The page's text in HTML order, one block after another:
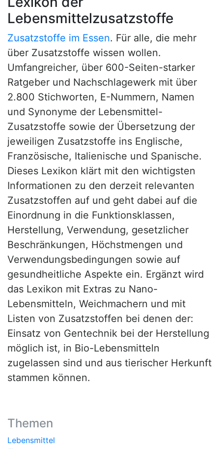
Lebensmittelzusatzstoffe
Zusatzstoffe im Essen. Für alle, die mehr
über Zusatzstoffe wissen wollen.
Umfangreicher, über 600-Seiten-starker
Ratgeber und Nachschlagewerk mit über
2.800 Stichworten, E-Nummern, Namen
und Synonyme der Lebensmittel-
Zusatzstoffe sowie der Übersetzung der
jeweiligen Zusatzstoffe ins Englische,
Französische, Italienische und Spanische.
Dieses Lexikon klärt mit den wichtigsten
Informationen zu den derzeit relevanten
Zusatzstoffen auf und geht dabei auf die
Einordnung in die Funktionsklassen,
Herstellung, Verwendung, gesetzlicher
Beschränkungen, Höchstmengen und
Verwendungsbedingungen sowie auf
gesundheitliche Aspekte ein. Ergänzt wird
das Lexikon mit Extras zu Nano-
Lebensmitteln, Weichmachern und mit
Listen von Zusatzstoffen bei denen der:
Einsatz von Gentechnik bei der Herstellung
möglich ist, in Bio-Lebensmitteln
zugelassen sind und aus tierischer Herkunft
stammen können.
Themen
Lebensmittel